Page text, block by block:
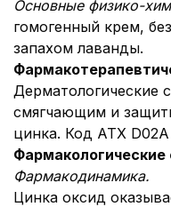
Основные физико-
гомогенный крем,
запахом лаванды.
Дерматологические
смягчающим и
цинка. Код АТХ D02A
Фармакологические
Фармакодинамика.
Цинка оксид